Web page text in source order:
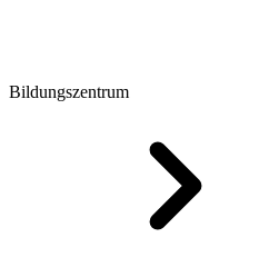
Bildungszentrum